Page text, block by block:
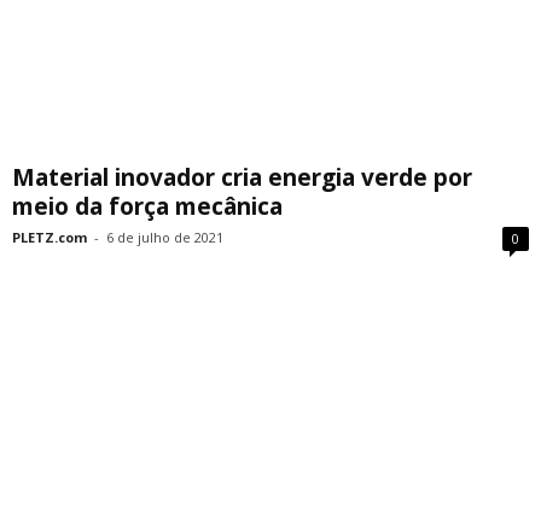
Material inovador cria energia verde por
meio da força mecânica
PLETZ.com - 6 de julho de 2021 0